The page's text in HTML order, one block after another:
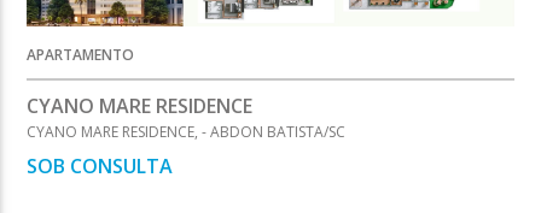
APARTAMENTO
CYANO MARE RESIDENCE
CYANO MARE RESIDENCE, - ABDON BATISTA/SC
SOB CONSULTA